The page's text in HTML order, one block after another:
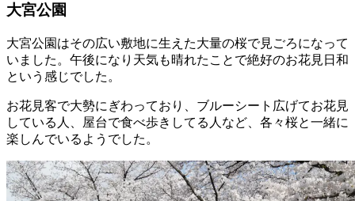
大宮公園
大宮公園はその広い敷地に生えた大量の桜で見ごろになって
いました。午後になり天気も晴れたことで絶好のお花見日和
という感じでした。
お花見客で大勢にぎわっており、ブルーシート広げてお花見
している人、屋台で食べ歩きしてる人など、各々桜と一緒に
楽しんでいるようでした。